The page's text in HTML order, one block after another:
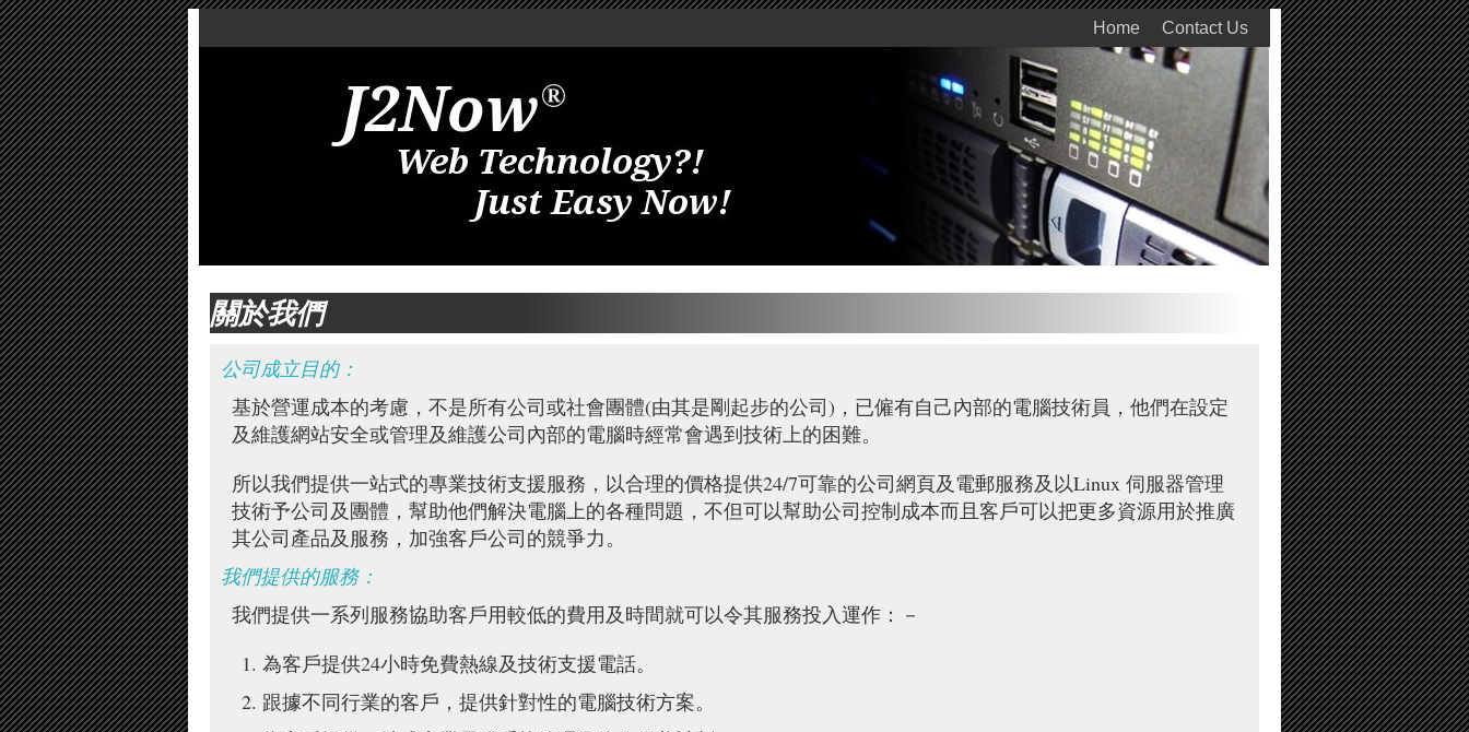
Contact Us
Home
關於我們
公司成立目的：
基於營運成本的考慮，不是所有公司或社會團體(由其是剛起步的公司)，已僱有自己內部的電腦技術員，他們在設定
及維護網站安全或管理及維護公司內部的電腦時經常會遇到技術上的困難。
所以我們提供一站式的專業技術支援服務，以合理的價格提供24/7可靠的公司網頁及電郵服務及以Linux 伺服器管理
技術予公司及團體，幫助他們解決電腦上的各種問題，不但可以幫助公司控制成本而且客戶可以把更多資源用於推廣
其公司產品及服務，加強客戶公司的競爭力。
我們提供的服務：
我們提供一系列服務協助客戶用較低的費用及時間就可以令其服務投入運作：－
為客戶提供24小時免費熱線及技術支援電話。
跟據不同行業的客戶，提供針對性的電腦技術方案。